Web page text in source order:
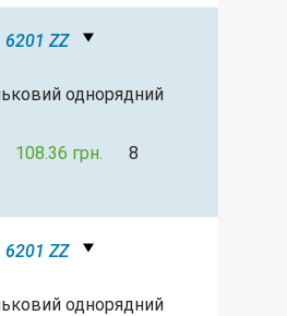
6201 ZZ
однорядний
108.36 грн. 8
6201 ZZ
однорядний